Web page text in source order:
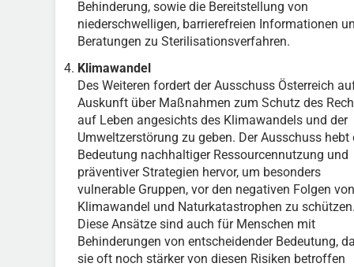
Behinderung, sowie die Bereitstellung von
niederschwelligen, barrierefreien Informationen
Beratungen zu Sterilisationsverfahren.
Klimawandel
Des Weiteren fordert der Ausschuss Österreich
Auskunft über Maßnahmen zum Schutz des
auf Leben angesichts des Klimawandels und der
Umweltzerstörung zu geben. Der Ausschuss hebt
Bedeutung nachhaltiger Ressourcennutzung und
präventiver Strategien hervor, um besonders
vulnerable Gruppen, vor den negativen Folgen von
Klimawandel und Naturkatastrophen zu
Diese Ansätze sind auch für Menschen mit
Behinderungen von entscheidender Bedeutung,
sie oft noch stärker von diesen Risiken betroffen